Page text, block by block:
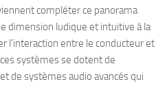
compléter ce panorama
dimension ludique et intuitive à la
l’interaction entre le conducteur et
systèmes se dotent de
de systèmes audio avancés qui